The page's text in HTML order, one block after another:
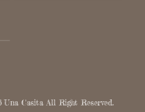
Una Casita All Right Reserved.